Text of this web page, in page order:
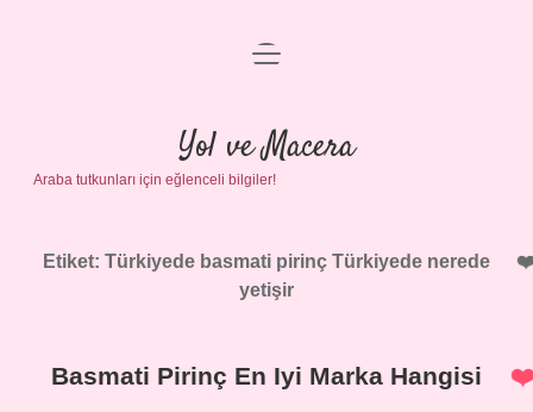
Anasayfa
Gizlilik Politikası
Yasal Uyarı
menüyü
Yol ve Macera
Araba tutkunları için eğlenceli bilgiler!
Etiket: Türkiyede basmati pirinç Türkiyede nerede
yetişir
Basmati Pirinç En Iyi Marka Hangisi